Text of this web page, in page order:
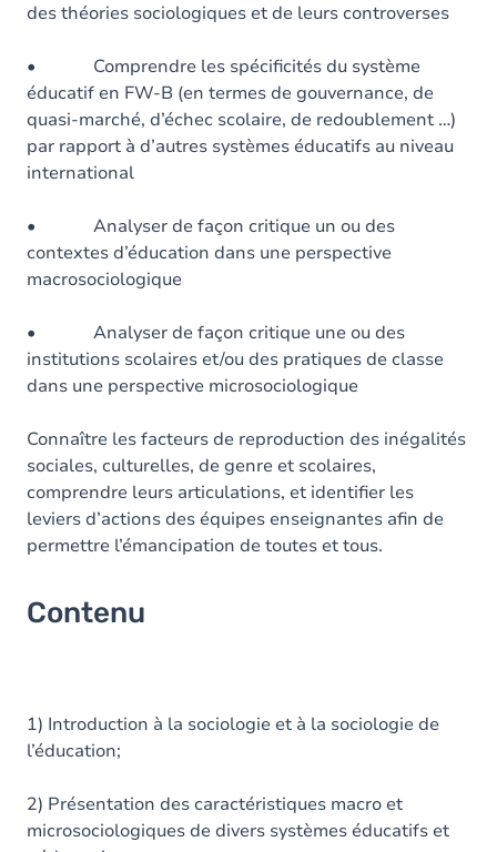
des théories sociologiques et de leurs controverses
• Comprendre les spécificités du système
éducatif en FW-B (en termes de gouvernance, de
quasi-marché, d’échec scolaire, de redoublement …)
par rapport à d’autres systèmes éducatifs au niveau
international
• Analyser de façon critique un ou des
contextes d’éducation dans une perspective
macrosociologique
• Analyser de façon critique une ou des
institutions scolaires et/ou des pratiques de classe
dans une perspective microsociologique
Connaître les facteurs de reproduction des inégalités
sociales, culturelles, de genre et scolaires,
comprendre leurs articulations, et identifier les
leviers d’actions des équipes enseignantes afin de
permettre l’émancipation de toutes et tous.
Contenu
1) Introduction à la sociologie et à la sociologie de
l’éducation;
2) Présentation des caractéristiques macro et
microsociologiques de divers systèmes éducatifs et